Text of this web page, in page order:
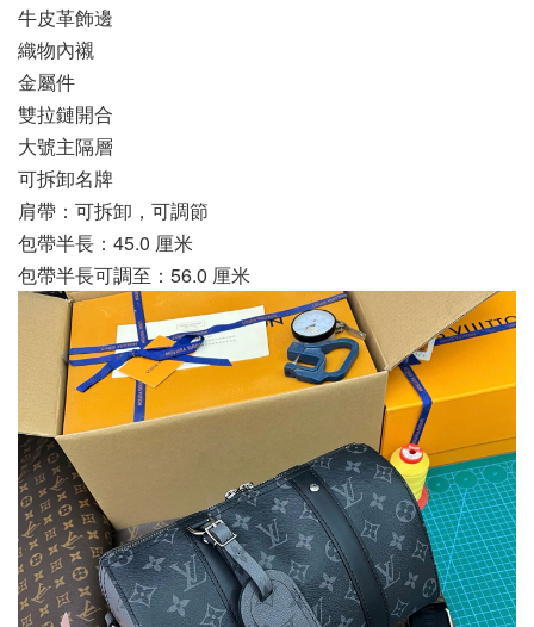
牛皮革飾邊
織物內襯
金屬件
雙拉鏈開合
大號主隔層
可拆卸名牌
肩帶：可拆卸，可調節
包帶半長：45.0 厘米
包帶半長可調至：56.0 厘米